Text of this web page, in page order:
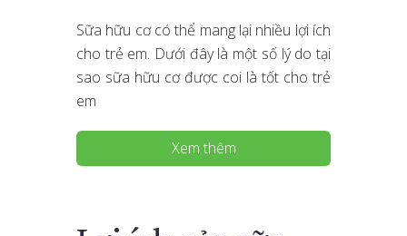
Sữa hữu cơ có thể mang lại nhiều lợi ích
cho trẻ em. Dưới đây là một số lý do tại
sao sữa hữu cơ được coi là tốt cho trẻ
em
Xem thêm